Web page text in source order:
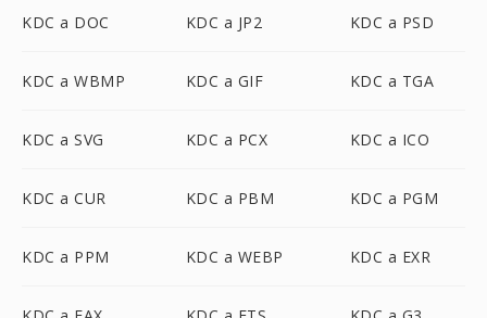
KDC a DOC KDC a JP2 KDC a PSD
KDC a WBMP KDC a GIF KDC a TGA
KDC a SVG KDC a PCX KDC a ICO
KDC a CUR KDC a PBM KDC a PGM
KDC a PPM KDC a WEBP KDC a EXR